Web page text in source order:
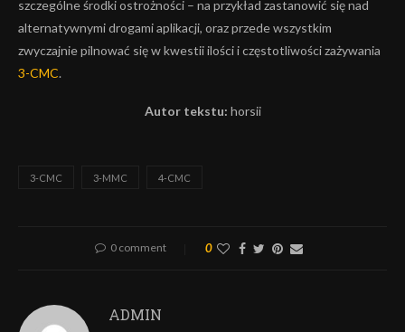
szczególne środki ostrożności – na przykład zastanowić się nad
alternatywnymi drogami aplikacji, oraz przede wszystkim
zwyczajnie pilnować się w kwestii ilości i częstotliwości zażywania
3-CMC.
Autor tekstu: horsii
3-CMC 3-MMC 4-CMC
0 comment 0
ADMIN